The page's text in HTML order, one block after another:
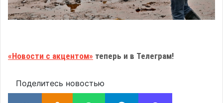
«Новости с акцентом» теперь и в Телеграм!
Поделитесь новостью